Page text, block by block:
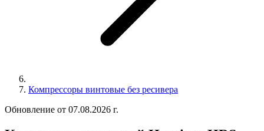
Компрессоры винтовые без ресивера
Обновление от 07.08.2026 г.